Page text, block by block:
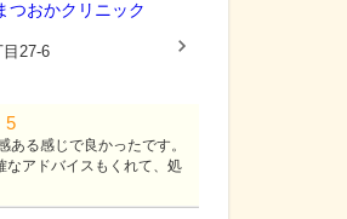
つおかクリニック
27-6
5
ある感じで良かったです。
なアドバイスもくれて、処